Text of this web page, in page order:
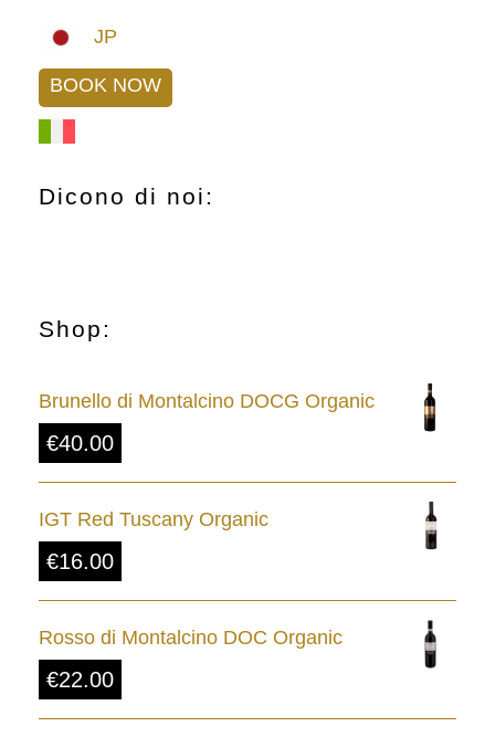
JP
BOOK NOW
Dicono di noi:
Shop:
Brunello di Montalcino DOCG Organic
€40.00
IGT Red Tuscany Organic
€16.00
Rosso di Montalcino DOC Organic
€22.00